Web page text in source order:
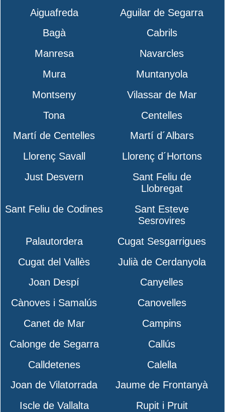
Aiguafreda
Aguilar de Segarra
Bagà
Cabrils
Manresa
Navarcles
Mura
Muntanyola
Montseny
Vilassar de Mar
Tona
Centelles
Martí de Centelles
Martí d´Albars
Llorenç Savall
Llorenç d´Hortons
Just Desvern
Sant Feliu de
Llobregat
Sant Feliu de Codines
Sant Esteve
Sesrovires
Palautordera
Cugat Sesgarrigues
Cugat del Vallès
Julià de Cerdanyola
Joan Despí
Canyelles
Cànoves i Samalús
Canovelles
Canet de Mar
Campins
Calonge de Segarra
Callús
Calldetenes
Calella
Joan de Vilatorrada
Jaume de Frontanyà
Iscle de Vallalta
Rupit i Pruit